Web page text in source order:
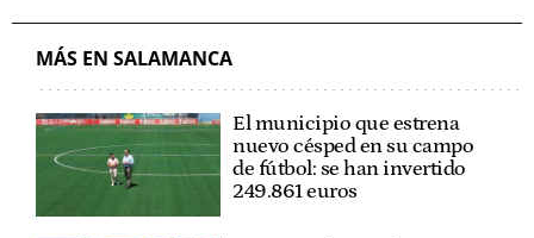
MÁS EN SALAMANCA
El municipio que estrena
nuevo césped en su campo
de fútbol: se han invertido
249.861 euros